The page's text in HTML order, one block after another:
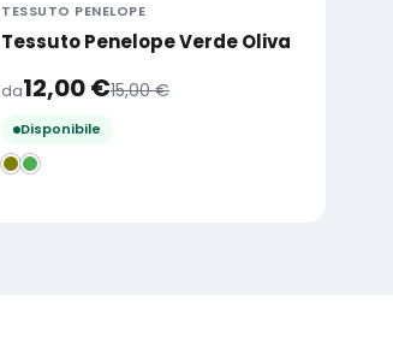
TESSUTO PENELOPE
Tessuto Penelope Verde Oliva
da12,00€15,00€
Disponibile